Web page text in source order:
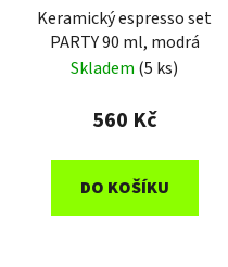
Keramický espresso set
PARTY 90 ml, modrá
Skladem (5 ks)
560 Kč
DO KOŠÍKU